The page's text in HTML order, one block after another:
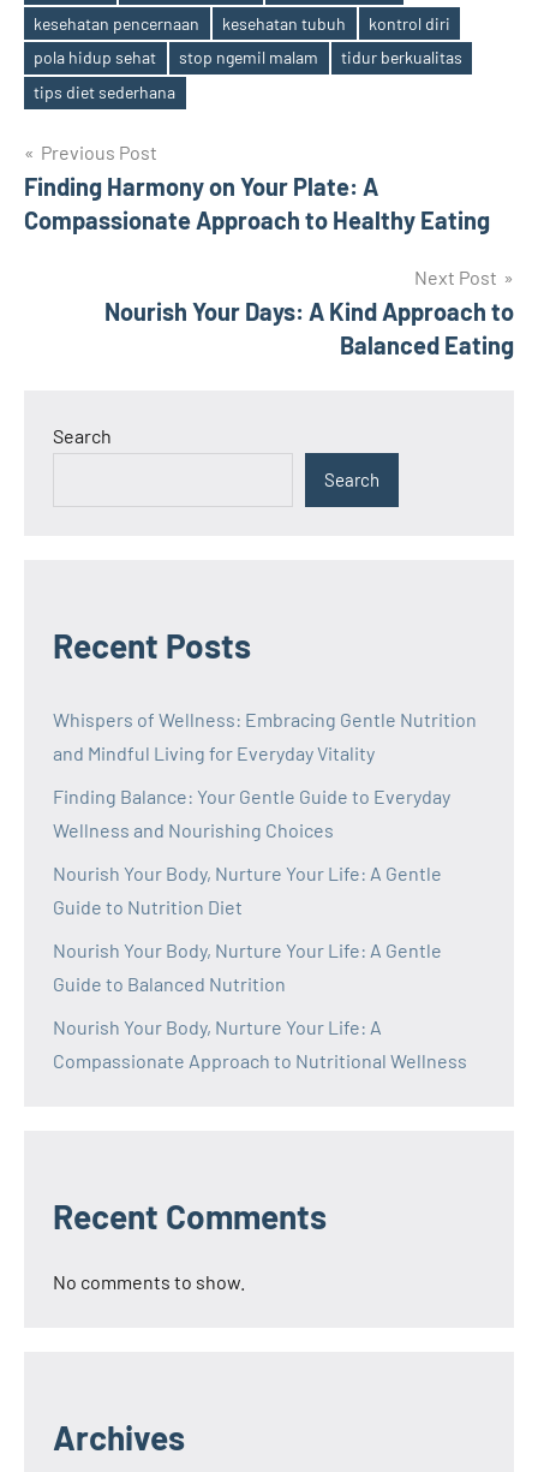
Tags
kesehatan pencernaan
kesehatan tubuh
kontrol diri
pola hidup sehat
stop ngemil malam
tidur berkualitas
tips diet sederhana
Post
navigation
Previous Post
Finding Harmony on Your Plate: A
Compassionate Approach to Healthy Eating
Next Post
Nourish Your Days: A Kind Approach to
Balanced Eating
Search
Search
Recent Posts
Whispers of Wellness: Embracing Gentle Nutrition
and Mindful Living for Everyday Vitality
Finding Balance: Your Gentle Guide to Everyday
Wellness and Nourishing Choices
Nourish Your Body, Nurture Your Life: A Gentle
Guide to Nutrition Diet
Nourish Your Body, Nurture Your Life: A Gentle
Guide to Balanced Nutrition
Nourish Your Body, Nurture Your Life: A
Compassionate Approach to Nutritional Wellness
Recent Comments
No comments to show.
Archives